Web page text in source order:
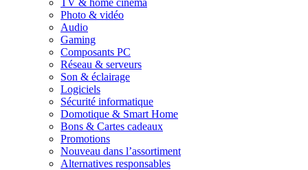
TV & home cinéma
Photo & vidéo
Audio
Gaming
Composants PC
Réseau & serveurs
Son & éclairage
Logiciels
Sécurité informatique
Domotique & Smart Home
Bons & Cartes cadeaux
Promotions
Nouveau dans l’assortiment
Alternatives responsables